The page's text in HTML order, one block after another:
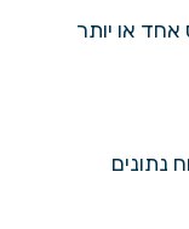
אחד או יותר
נתונים